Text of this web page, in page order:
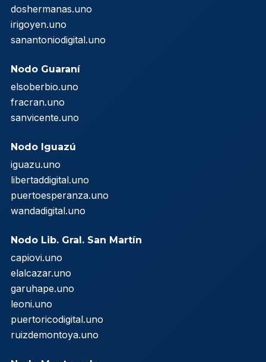
doshermanas.uno
irigoyen.uno
sanantoniodigital.uno
Nodo Guaraní
elsoberbio.uno
fracran.uno
sanvicente.uno
Nodo Iguazú
iguazu.uno
libertaddigital.uno
puertoesperanza.uno
wandadigital.uno
Nodo Lib. Gral. San Martín
capiovi.uno
elalcazar.uno
garuhape.uno
leoni.uno
puertoricodigital.uno
ruizdemontoya.uno